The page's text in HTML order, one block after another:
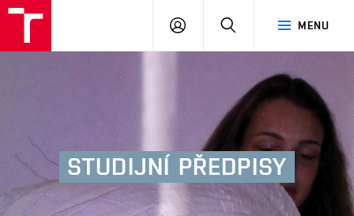
MENU
PŘIHLÁSIT
STUDIJNÍ PŘEDPISY